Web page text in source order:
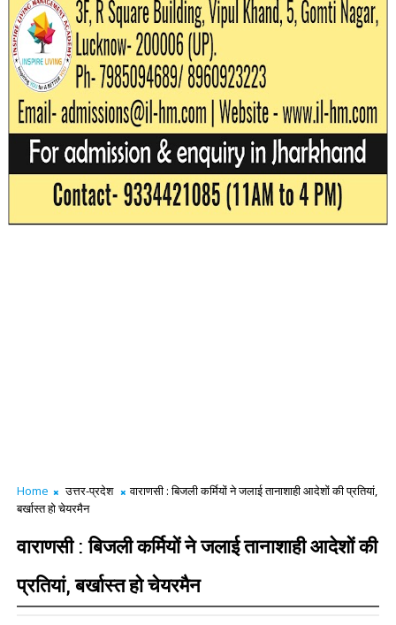
Home उत्तर-प्रदेश
वाराणसी : बिजली कर्मियों ने जलाई तानाशाही आदेशों की प्रतियां,
बर्खास्त हो चेयरमैन
वाराणसी : बिजली कर्मियों ने जलाई तानाशाही आदेशों की
प्रतियां, बर्खास्त हो चेयरमैन